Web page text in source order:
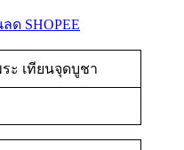
ด SHOPEE
ะ เทียนจุดบูชา